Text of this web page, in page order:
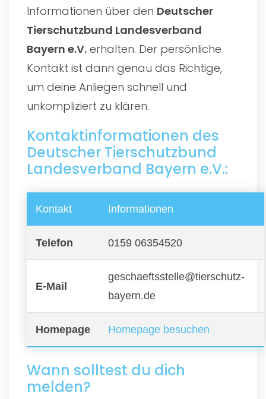
Informationen über den Deutscher
Tierschutzbund Landesverband
Bayern e.V. erhalten. Der persönliche
Kontakt ist dann genau das Richtige,
um deine Anliegen schnell und
unkompliziert zu klären.
Kontaktinformationen des
Deutscher Tierschutzbund
Landesverband Bayern e.V.:
Kontakt Informationen
Telefon 0159 06354520
E-Mail
geschaeftsstelle@tierschutz-
bayern.de
Homepage Homepage besuchen
Wann solltest du dich
melden?